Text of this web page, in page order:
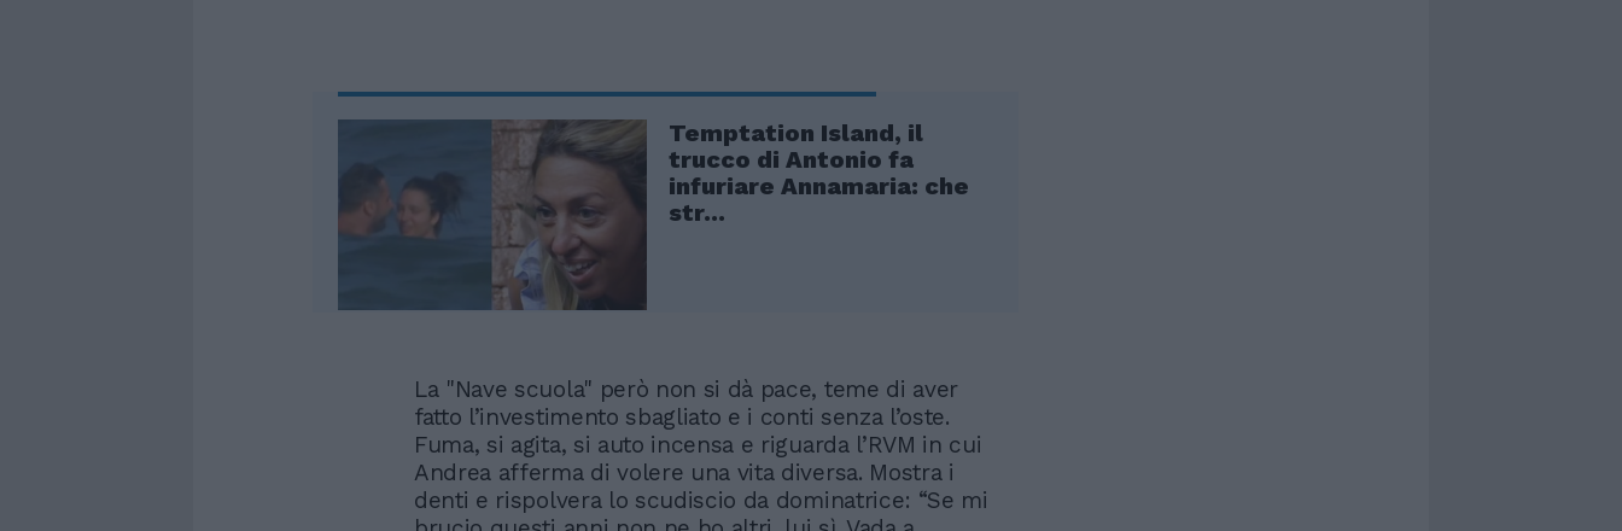
Temptation Island, il
trucco di Antonio fa
infuriare Annamaria: che
str...
La "Nave scuola" però non si dà pace, teme di aver
fatto l’investimento sbagliato e i conti senza l’oste.
Fuma, si agita, si auto incensa e riguarda l’RVM in cui
Andrea afferma di volere una vita diversa. Mostra i
denti e rispolvera lo scudiscio da dominatrice: “Se mi